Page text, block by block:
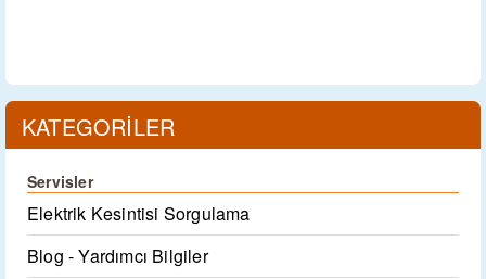
KATEGORİLER
Servisler
Elektrik Kesintisi Sorgulama
Blog - Yardımcı Bilgiler